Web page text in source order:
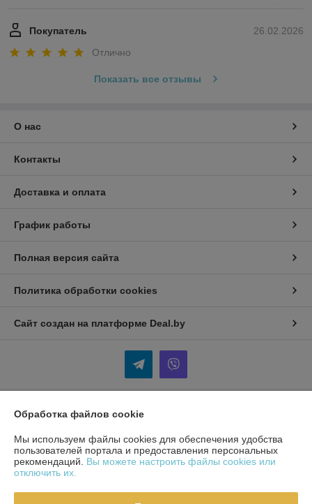
26.02.2026
Покупатель
Отлично
Показать все отзывы
О нас
Контакты
Доставка и оплата
График работы
Полная версия сайта
Политика обработки cookies
Сайт создан на платформе Deal.by
Информация для покупателя
Индивидуальный предприниматель:ИП Кудинов Андрей
Александрович
Беларусь, Гомельская обл., Гомельский р-н.
Обработка файлов cookie
Мы используем файлы cookies для обеспечения удобства
пользователей портала и предоставления персональных
рекомендаций. Вы можете настроить файлы cookies или
отключить их.